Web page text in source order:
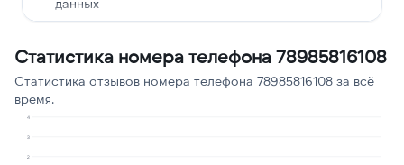
данных
Статистика номера телефона 78985816108
Статистика отзывов номера телефона 78985816108 за всё
время.
2
3
4